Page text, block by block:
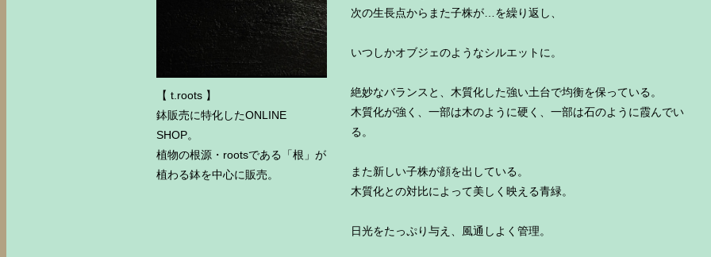
次の生長点からまた子株が…を繰り返し、
いつしかオブジェのようなシルエットに。
絶妙なバランスと、木質化した強い土台で均衡を保っている。
木質化が強く、一部は木のように硬く、一部は石のように霞んでい
る。
また新しい子株が顔を出している。
木質化との対比によって美しく映える青緑。
日光をたっぷり与え、風通しよく管理。
【 t.roots 】
鉢販売に特化したONLINE
SHOP。
植物の根源・rootsである「根」が
植わる鉢を中心に販売。